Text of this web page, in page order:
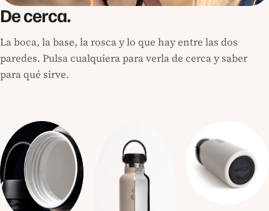
De cerca.
La boca, la base, la rosca y lo que hay entre las dos
paredes. Pulsa cualquiera para verla de cerca y saber
para qué sirve.